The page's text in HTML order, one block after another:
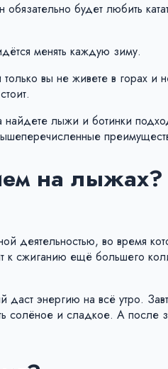
будет любить
менять каждую зиму.
вы не живете в горах и
найдете лыжи и ботинки
на лыжах?
деятельностью, во время
к сжиганию ещё большего
даст энергию на всё утро.
солёное и сладкое. А после